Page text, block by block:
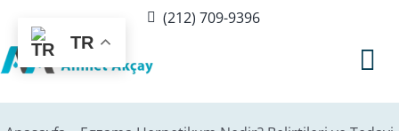
content
(212) 709-9396
TR